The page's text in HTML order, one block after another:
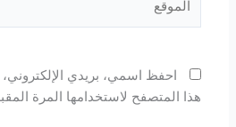
احفظ اسمي، بريدي
هذا المتصفح لاستخدامها المرة